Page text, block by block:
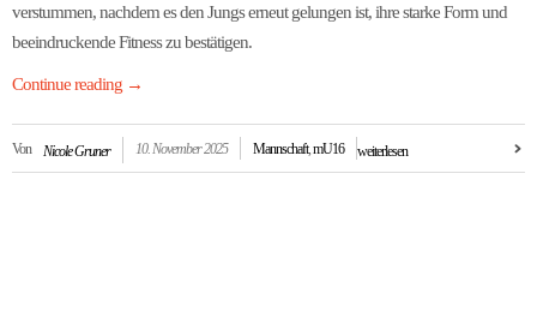
verstummen, nachdem es den Jungs erneut gelungen ist, ihre starke Form und
beeindruckende Fitness zu bestätigen.
Continue reading →
Von Nicole Gruner 10. November 2025 Mannschaft,mU16 weiterlesen